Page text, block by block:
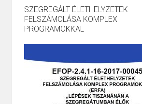
SZEGREGÁLT ÉLETHELYZETEK
FELSZÁMOLÁSA KOMPLEX
PROGRAMOKKAL